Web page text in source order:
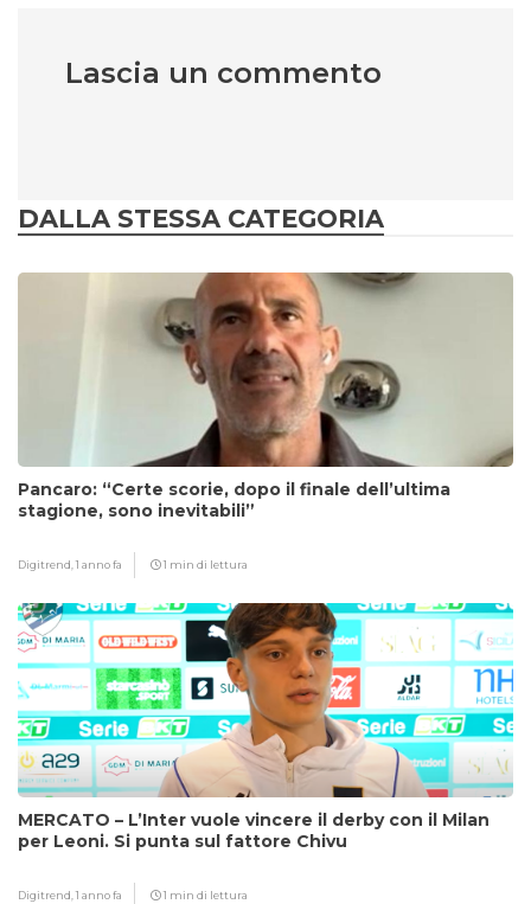
Lascia un commento
DALLA STESSA CATEGORIA
Pancaro: “Certe scorie, dopo il finale dell’ultima
stagione, sono inevitabili”
Digitrend,1 anno fa 1 min di lettura
MERCATO – L’Inter vuole vincere il derby con il Milan
per Leoni. Si punta sul fattore Chivu
Digitrend,1 anno fa 1 min di lettura